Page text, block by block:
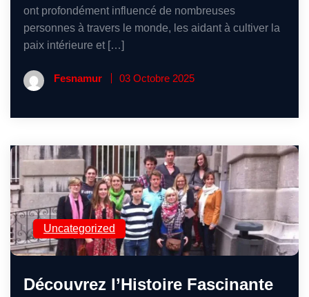
ont profondément influencé de nombreuses
personnes à travers le monde, les aidant à cultiver la
paix intérieure et […]
Fesnamur 03 Octobre 2025
Uncategorized
Découvrez l’Histoire Fascinante